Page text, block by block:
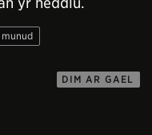
DIM AR GAEL